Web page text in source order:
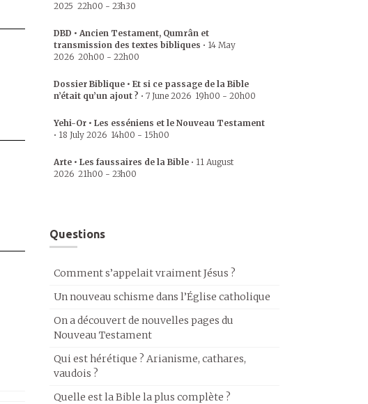
2025 22h00 - 23h30
DBD • Ancien Testament, Qumrân et
transmission des textes bibliques • 14 May
2026 20h00 - 22h00
Dossier Biblique • Et si ce passage de la Bible
n’était qu’un ajout ? • 7 June 2026 19h00 - 20h00
Yehi-Or • Les esséniens et le Nouveau Testament
• 18 July 2026 14h00 - 15h00
Arte • Les faussaires de la Bible • 11 August
2026 21h00 - 23h00
Questions
Comment s’appelait vraiment Jésus ?
Un nouveau schisme dans l’Église catholique
On a découvert de nouvelles pages du
Nouveau Testament
Qui est hérétique ? Arianisme, cathares,
vaudois ?
Quelle est la Bible la plus complète ?